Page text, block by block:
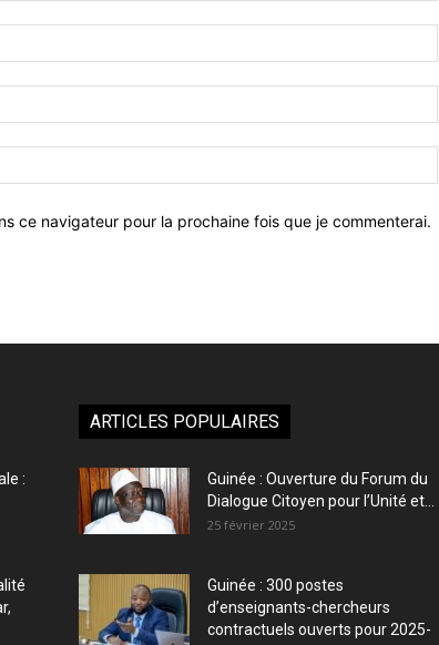
:*
:*
:
ce navigateur pour la prochaine fois que je commenterai.
:
ARTICLES POPULAIRES
Guinée : Ouverture du Forum du
Dialogue Citoyen pour l’Unité et...
25 février 2025
Guinée : 300 postes
d’enseignants-chercheurs
contractuels ouverts pour 2025-